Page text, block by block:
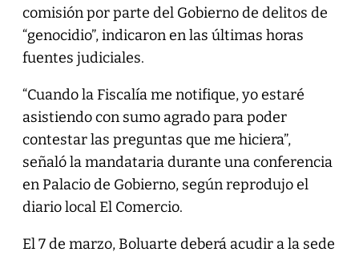
comisión por parte del Gobierno de delitos de
“genocidio”, indicaron en las últimas horas
fuentes judiciales.
“Cuando la Fiscalía me notifique, yo estaré
asistiendo con sumo agrado para poder
contestar las preguntas que me hiciera”,
señaló la mandataria durante una conferencia
en Palacio de Gobierno, según reprodujo el
diario local El Comercio.
El 7 de marzo, Boluarte deberá acudir a la sede